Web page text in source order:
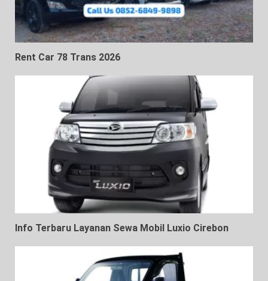
Rent Car 78 Trans 2026
Info Terbaru Layanan Sewa Mobil Luxio Cirebon